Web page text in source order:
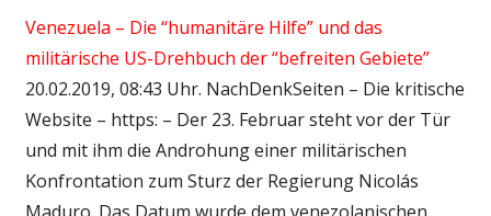
Venezuela – Die “humanitäre Hilfe” und das
militärische US-Drehbuch der “befreiten Gebiete”
20.02.2019, 08:43 Uhr. NachDenkSeiten – Die kritische
Website – https: – Der 23. Februar steht vor der Tür
und mit ihm die Androhung einer militärischen
Konfrontation zum Sturz der Regierung Nicolás